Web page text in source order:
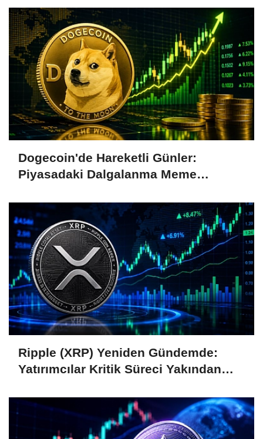
Dogecoin'de Hareketli Günler:
Piyasadaki Dalgalanma Meme
Ripple (XRP) Yeniden Gündemde:
Yatırımcılar Kritik Süreci Yakından